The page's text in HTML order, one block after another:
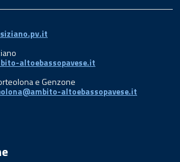
altoebassopavese.it
e Genzone
altoebassopavese.it